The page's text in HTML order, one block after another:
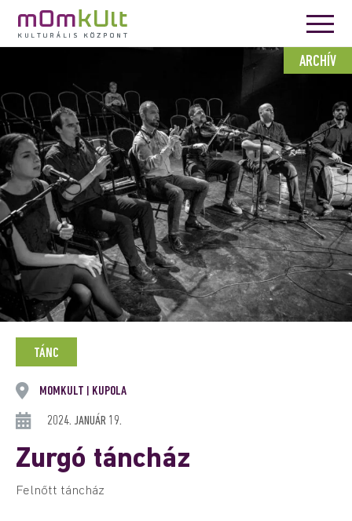
ARCHÍV
TÁNC
MOMKULT KUPOLA
2024. JANUÁR 19.
Zurgó táncház
Felnőtt táncház